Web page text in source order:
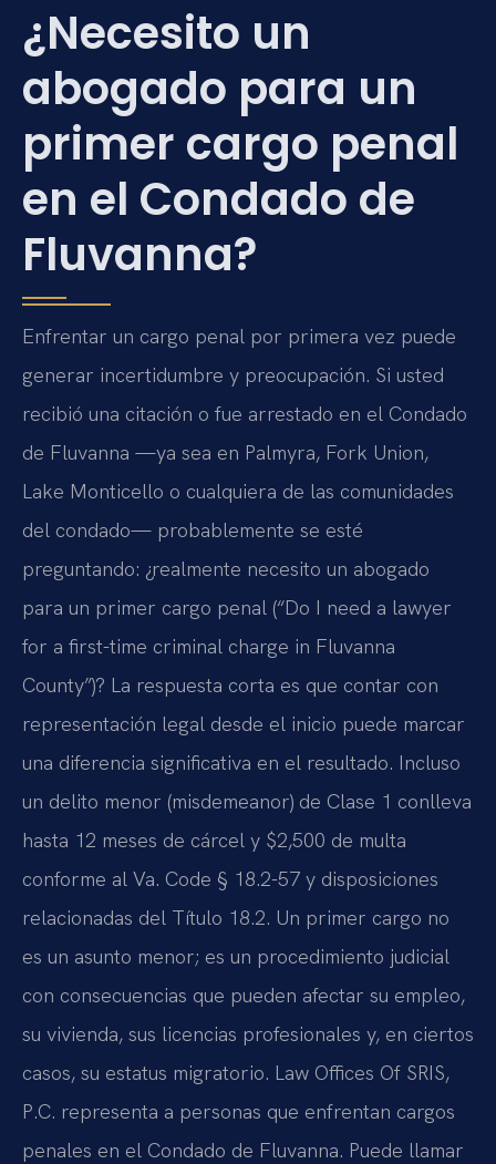
¿Necesito un
abogado para un
primer cargo penal
en el Condado de
Fluvanna?
Enfrentar un cargo penal por primera vez puede
generar incertidumbre y preocupación. Si usted
recibió una citación o fue arrestado en el Condado
de Fluvanna —ya sea en Palmyra, Fork Union,
Lake Monticello o cualquiera de las comunidades
del condado— probablemente se esté
preguntando: ¿realmente necesito un abogado
para un primer cargo penal (“Do I need a lawyer
for a first-time criminal charge in Fluvanna
County”)? La respuesta corta es que contar con
representación legal desde el inicio puede marcar
una diferencia significativa en el resultado. Incluso
un delito menor (misdemeanor) de Clase 1 conlleva
hasta 12 meses de cárcel y $2,500 de multa
conforme al Va. Code § 18.2-57 y disposiciones
relacionadas del Título 18.2. Un primer cargo no
es un asunto menor; es un procedimiento judicial
con consecuencias que pueden afectar su empleo,
su vivienda, sus licencias profesionales y, en ciertos
casos, su estatus migratorio. Law Offices Of SRIS,
P.C. representa a personas que enfrentan cargos
penales en el Condado de Fluvanna. Puede llamar